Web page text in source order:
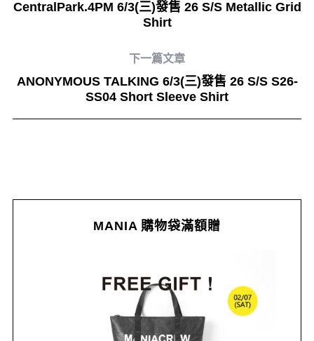
CentralPark.4PM 6/3(三)發售 26 S/S Metallic Grid
Shirt
下一篇文章
ANONYMOUS TALKING 6/3(三)發售 26 S/S S26-
SS04 Short Sleeve Shirt
MANIA 購物袋滿額贈